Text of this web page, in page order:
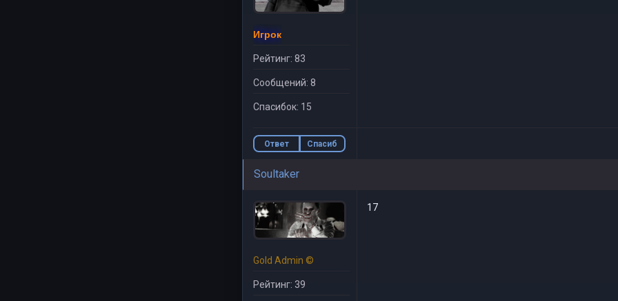
Игрок
Рейтинг: 83
Сообщений: 8
Спасибок: 15
Ответ
Спасиб
Soultaker
Gold Admin ©
Рейтинг: 39
17